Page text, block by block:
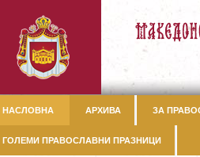
НАСЛОВНА АРХИВА ЗА
ГОЛЕМИ ПРАВОСЛАВНИ ПРАЗНИЦИ